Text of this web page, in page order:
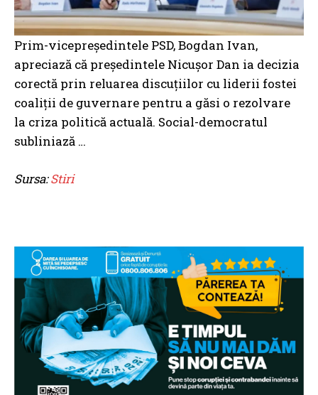
Prim-vicepreședintele PSD, Bogdan Ivan,
apreciază că președintele Nicușor Dan ia decizia
corectă prin reluarea discuțiilor cu liderii fostei
coaliții de guvernare pentru a găsi o rezolvare
la criza politică actuală. Social-democratul
subliniază …
Sursa:Stiri